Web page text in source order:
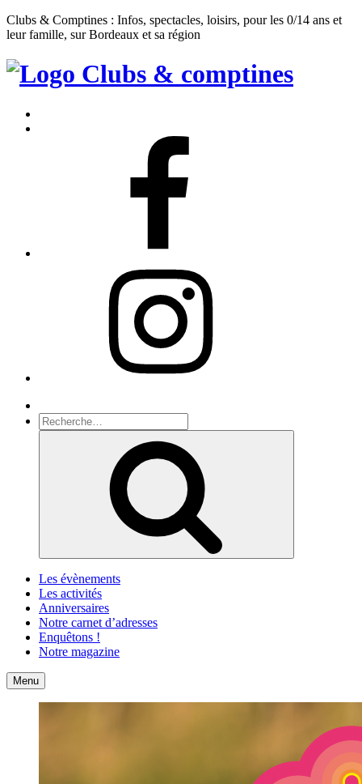
Clubs & Comptines : Infos, spectacles, loisirs, pour les 0/14 ans et
leur famille, sur Bordeaux et sa région
Clubs
Comptines
Recherche
pour
Les évènements
Les activités
Anniversaires
Notre carnet d’adresses
Enquêtons !
Notre magazine
Accueil
Menu Contact